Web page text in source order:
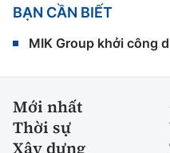
BẠN CẦN BIẾT
MIK Group khởi công
Mới nhất
Thời sự
Xây dựng